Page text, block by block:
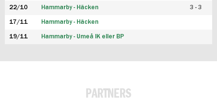
22/10 Hammarby - Häcken 3 - 3
17/11 Hammarby - Häcken
19/11 Hammarby - Umeå IK eller BP
PARTNERS